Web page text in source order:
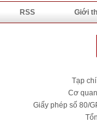
RSS Giới
Tạp
Cơ
Giấy phép số 80/